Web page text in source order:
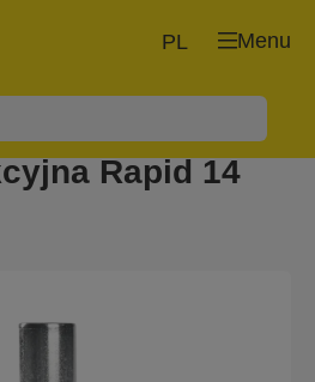
Menu
PL
Rapid 14